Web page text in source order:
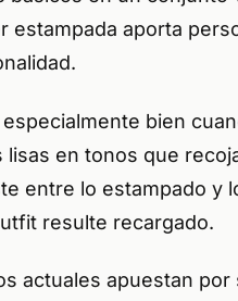
estampada aporta
bien
en tonos que
entre lo estampado y
resulte recargado.
actuales apuestan por